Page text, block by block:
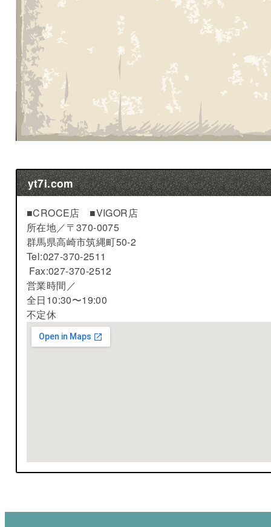
yt7i.com
■CROCE店 ■VIGOR店
所在地／〒370-0075
群馬県高崎市筑縄町50-2
Tel:027-370-2511
Fax:027-370-2512
営業時間／
全日10:30〜19:00
不定休